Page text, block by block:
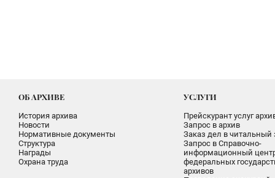
ОБ АРХИВЕ
История архива
Новости
Нормативные документы
Структура
Награды
Охрана труда
УСЛУГИ
Прейскурант услуг
Запрос в архив
Заказ дел в читальный
Запрос в Справочно-
информационный
федеральных
архивов